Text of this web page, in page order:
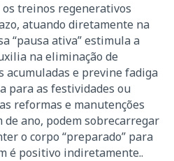
treinos regenerativos
atuando diretamente na
“pausa ativa” estimula a
na eliminação de
acumuladas e previne fadiga
para as festividades ou
reformas e manutenções
de ano, podem sobrecarregar
o corpo “preparado” para
é positivo indiretamente..